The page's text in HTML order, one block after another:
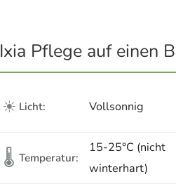
Ixia Pflege auf einen
☀ Licht: Vollsonnig
🌡 Temperatur:
15-25°C (nicht
winterhart)